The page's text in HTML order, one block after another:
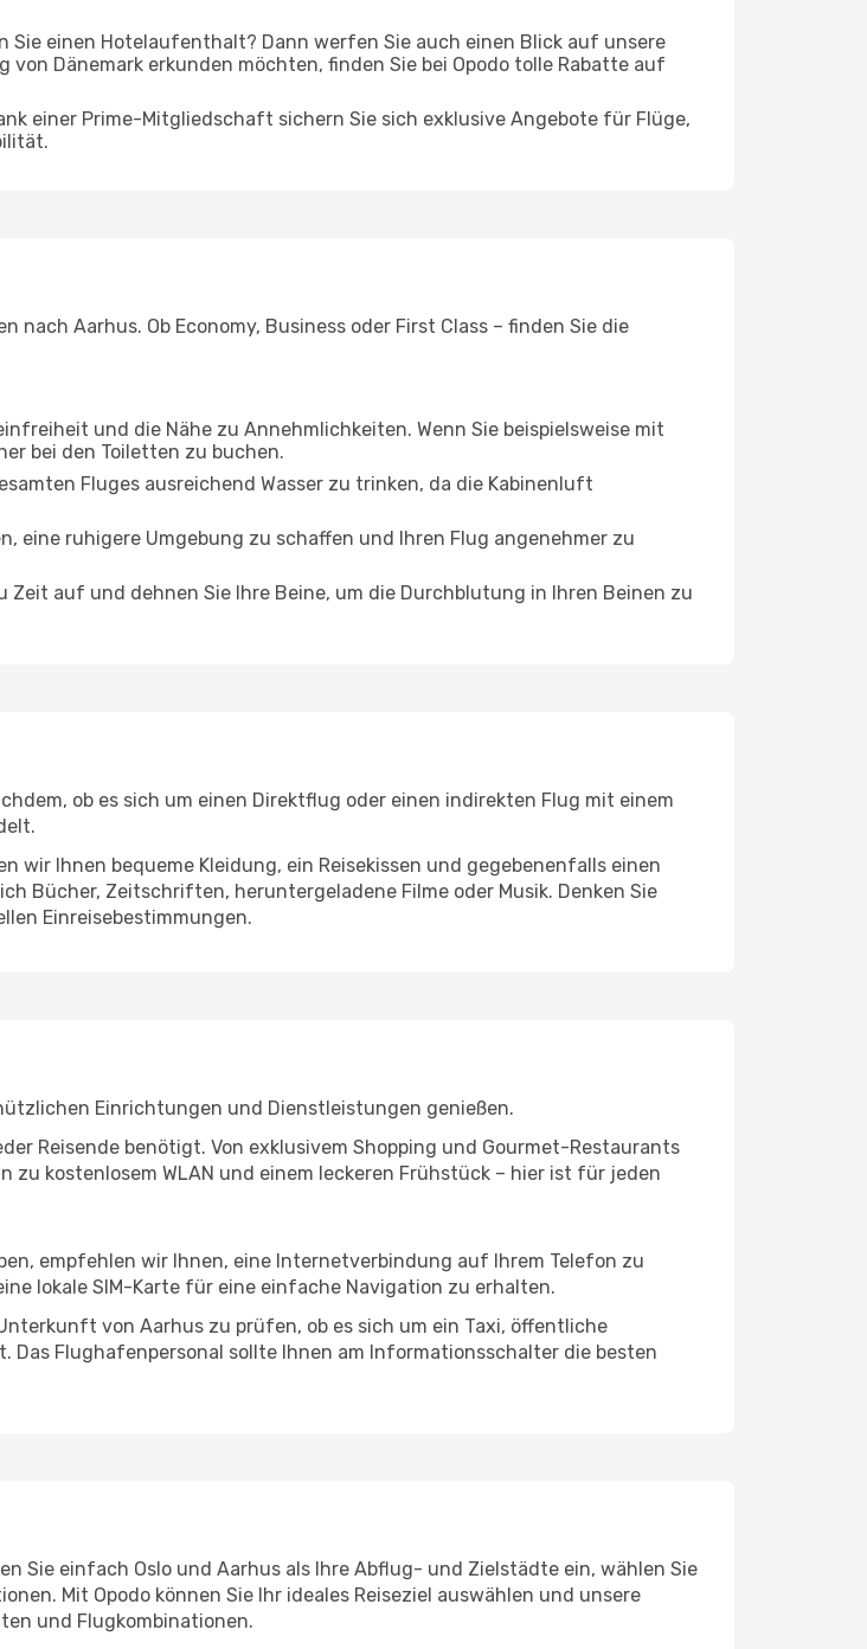
Sie einen Hotelaufenthalt? Dann werfen Sie auch einen Blick auf unsere
von Dänemark erkunden möchten, finden Sie bei Opodo tolle Rabatte auf
einer Prime-Mitgliedschaft sichern Sie sich exklusive Angebote für Flüge,
Aarhus. Ob Economy, Business oder First Class – finden Sie die
und die Nähe zu Annehmlichkeiten. Wenn Sie beispielsweise mit
bei den Toiletten zu buchen.
Fluges ausreichend Wasser zu trinken, da die Kabinenluft
eine ruhigere Umgebung zu schaffen und Ihren Flug angenehmer zu
Zeit auf und dehnen Sie Ihre Beine, um die Durchblutung in Ihren Beinen zu
ob es sich um einen Direktflug oder einen indirekten Flug mit einem
wir Ihnen bequeme Kleidung, ein Reisekissen und gegebenenfalls einen
Bücher, Zeitschriften, heruntergeladene Filme oder Musik. Denken Sie
Einreisebestimmungen.
Einrichtungen und Dienstleistungen genießen.
Reisende benötigt. Von exklusivem Shopping und Gourmet-Restaurants
kostenlosem WLAN und einem leckeren Frühstück – hier ist für jeden
empfehlen wir Ihnen, eine Internetverbindung auf Ihrem Telefon zu
lokale SIM-Karte für eine einfache Navigation zu erhalten.
von Aarhus zu prüfen, ob es sich um ein Taxi, öffentliche
Flughafenpersonal sollte Ihnen am Informationsschalter die besten
Sie einfach Oslo und Aarhus als Ihre Abflug- und Zielstädte ein, wählen Sie
Mit Opodo können Sie Ihr ideales Reiseziel auswählen und unsere
und Flugkombinationen.